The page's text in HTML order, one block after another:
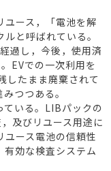
ース，「電池を解
と呼ばれている。
過し，今後，使用済
EVでの一次利用を
したまま廃棄されて
つつある。
いる。LIBパックの
及びリユース用途に
ース電池の信頼性
有効な検査システム